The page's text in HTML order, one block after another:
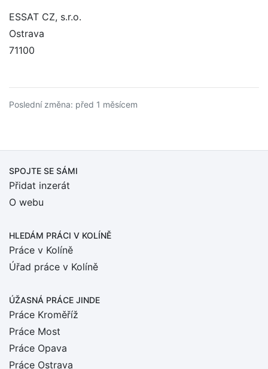
ESSAT CZ, s.r.o.
Ostrava
71100
Poslední změna: před 1 měsícem
SPOJTE SE SÁMI
Přidat inzerát
O webu
HLEDÁM PRÁCI V KOLÍNĚ
Práce v Kolíně
Úřad práce v Kolíně
ÚŽASNÁ PRÁCE JINDE
Práce Kroměříž
Práce Most
Práce Opava
Práce Ostrava